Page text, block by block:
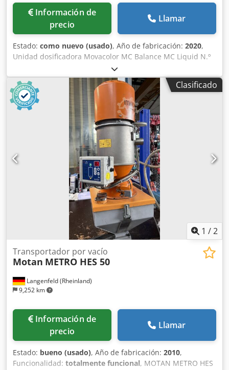
Información de
precio
Llamar
Estado: como nuevo (usado), Año de fabricación: 2020,
Unidad dosificadora Movacolor MC Balance MC Liquid N.º
de inventario: 503616 Tipo de máquina/dispositivo: Unidad
dosificadora para polvo y líquidos Fabricante: Movacolor
Modelo: MC Balance & MC Liquid Dodpfxjy Ak Rlo Akleck
Año de fabricación: 2020 Unidad dosificadora Movacolor
para polvo y líquidos Compuesta por: 2x interfaces de
manejo Movacolor MCTC con pantalla táctil Unidad
dosificadora de polvo Movacolor MC Balance Dosificador
gravimétrico de líquidos Movacolor MC Liquid Movacolor
MCBC Blindcontroller Unidad dosificadora Movacolor A30
HTC Tolva Movacolor de 12 L ¡La unidad solo se ha usado
una vez para pruebas y está como nueva!
Clasificado
1 /2
Langenfeld (Rheinland)
9,252 km
Transportador por vacío
Motan METRO HES 50
Información de
precio
Llamar
Estado: bueno (usado), Año de fabricación: 2010,
Funcionalidad: totalmente funcional, MOTAN METRO HES